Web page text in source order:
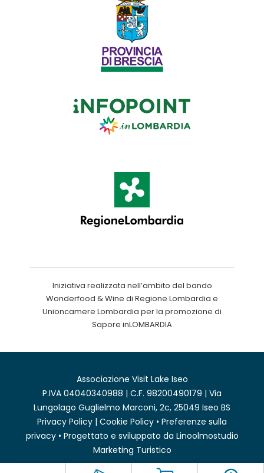
Iniziativa realizzata nell’ambito del bando
Wonderfood & Wine di Regione Lombardia e
Unioncamere Lombardia per la promozione di
Sapore inLOMBARDIA
Associazione Visit Lake Iseo
P.IVA 04040340988 | C.F. 98200490179 | Via
Lungolago Guglielmo Marconi, 2c, 25049 Iseo BS
Privacy Policy | Cookie Policy • Preferenze sulla
privacy• Progettato e sviluppato da Linoolmostudio
Marketing Turistico